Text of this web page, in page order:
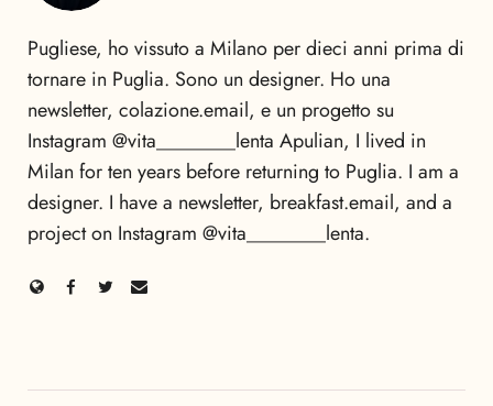
Pugliese, ho vissuto a Milano per dieci anni prima di
tornare in Puglia. Sono un designer. Ho una
newsletter, colazione.email, e un progetto su
Instagram @vita________lenta Apulian, I lived in
Milan for ten years before returning to Puglia. I am a
designer. I have a newsletter, breakfast.email, and a
project on Instagram @vita________lenta.